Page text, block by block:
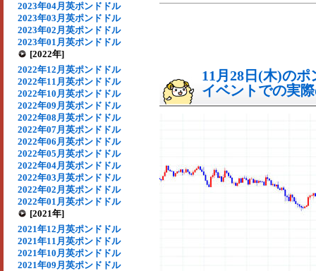
2023年04月英ポンドドル
2023年03月英ポンドドル
2023年02月英ポンドドル
2023年01月英ポンドドル
[2022年]
2022年12月英ポンドドル
2022年11月英ポンドドル
2022年10月英ポンドドル
2022年09月英ポンドドル
2022年08月英ポンドドル
2022年07月英ポンドドル
2022年06月英ポンドドル
2022年05月英ポンドドル
2022年04月英ポンドドル
2022年03月英ポンドドル
2022年02月英ポンドドル
2022年01月英ポンドドル
[2021年]
2021年12月英ポンドドル
2021年11月英ポンドドル
2021年10月英ポンドドル
2021年09月英ポンドドル
11月28日(木)の
イベントでの実